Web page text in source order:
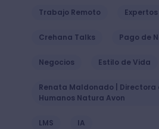
Trabajo Remoto Expertos
Crehana Talks Pago de
Negocios Estilo de Vida
Renata Maldonado | Directora
Humanos Natura Avon
LMS IA